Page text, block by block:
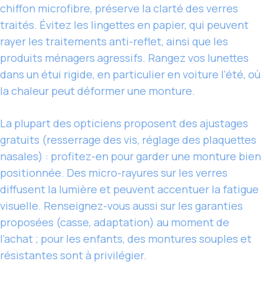
chiffon microfibre, préserve la clarté des verres
traités. Évitez les lingettes en papier, qui peuvent
rayer les traitements anti-reflet, ainsi que les
produits ménagers agressifs. Rangez vos lunettes
dans un étui rigide, en particulier en voiture l’été, où
la chaleur peut déformer une monture.
La plupart des opticiens proposent des ajustages
gratuits (resserrage des vis, réglage des plaquettes
nasales) : profitez-en pour garder une monture bien
positionnée. Des micro-rayures sur les verres
diffusent la lumière et peuvent accentuer la fatigue
visuelle. Renseignez-vous aussi sur les garanties
proposées (casse, adaptation) au moment de
l’achat ; pour les enfants, des montures souples et
résistantes sont à privilégier.